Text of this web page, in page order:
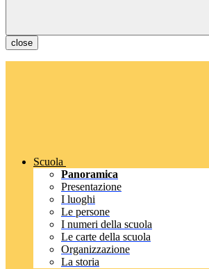
close
Scuola
Panoramica
Presentazione
I luoghi
Le persone
I numeri della scuola
Le carte della scuola
Organizzazione
La storia